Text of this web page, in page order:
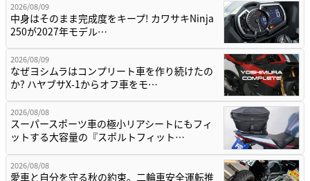
2026/08/09
中身はそのまま完成度をキープ! カワサキNinja
250が2027年モデル…
2026/08/09
なぜヨシムラはコンプリート車を作り続けたの
か? ハヤブサX-1からオフ車をモ…
2026/08/08
スーパースポーツ車の極小リアシートにもフィ
ットする大容量の『スポルトフィット…
2026/08/08
愛車と自分を守る秋の約束。二輪車安全運転推